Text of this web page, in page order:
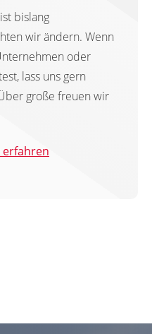
bislang
wir ändern. Wenn
oder
lass uns gern
große freuen wir
erfahren